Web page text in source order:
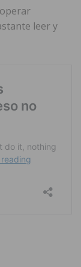
leer y